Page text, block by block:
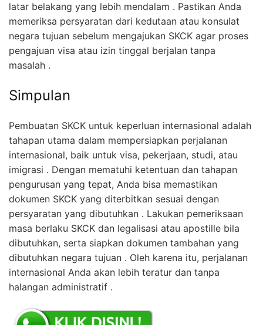
latar belakang yang lebih mendalam . Pastikan Anda
memeriksa persyaratan dari kedutaan atau konsulat
negara tujuan sebelum mengajukan SKCK agar proses
pengajuan visa atau izin tinggal berjalan tanpa
masalah .
Simpulan
Pembuatan SKCK untuk keperluan internasional adalah
tahapan utama dalam mempersiapkan perjalanan
internasional, baik untuk visa, pekerjaan, studi, atau
imigrasi . Dengan mematuhi ketentuan dan tahapan
pengurusan yang tepat, Anda bisa memastikan
dokumen SKCK yang diterbitkan sesuai dengan
persyaratan yang dibutuhkan . Lakukan pemeriksaan
masa berlaku SKCK dan legalisasi atau apostille bila
dibutuhkan, serta siapkan dokumen tambahan yang
dibutuhkan negara tujuan . Oleh karena itu, perjalanan
internasional Anda akan lebih teratur dan tanpa
halangan administratif .